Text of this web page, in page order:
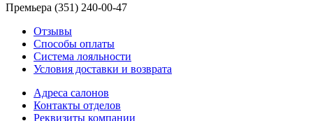
Премьера (351) 240-00-47
Отзывы
Способы оплаты
Система лояльности
Условия доставки и возврата
Адреса салонов
Контакты отделов
Реквизиты компании